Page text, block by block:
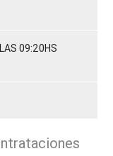
09:20HS